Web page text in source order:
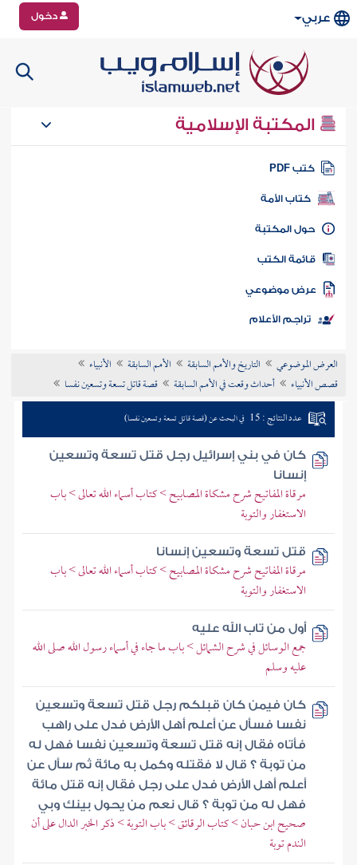
عربي دخول
المكتبة الإسلامية
كتب PDF
كتاب الأمة
المكتبة
الكتب
موضوعي
تراجم الأعلام
العرض الموضوعي التاريخ والأمم السابقة الأمم السابقة
الأنبياء
قصص الأنبياء
أحداث وقعت في الأمم السابقة قصة قاتل تسعة وتسعين نفسا
عدد النتائج : 15 في البحث عن (قصة قاتل تسعة وتسعين نفسا)
كان في بني إسرائيل رجل قتل تسعة وتسعين
إنسانا
مرقاة المفاتيح شرح مشكاة المصابيح > كتاب أسماء الله تعالى > باب
الاستغفار والتوبة
قتل تسعة وتسعين إنسانا
مرقاة المفاتيح شرح مشكاة المصابيح > كتاب أسماء الله تعالى > باب
الاستغفار والتوبة
أول من تاب الله عليه
جمع الوسائل في شرح الشمائل > باب ما جاء في أسماء رسول الله صلى الله
عليه وسلم
كان فيمن كان قبلكم رجل قتل تسعة وتسعين
نفسا فسأل عن أعلم أهل الأرض فدل على راهب
فأتاه فقال إنه قتل تسعة وتسعين نفسا فهل له
من توبة ؟ قال لا فقتله وكمل به مائة ثم سأل عن
أعلم أهل الأرض فدل على رجل فقال إنه قتل مائة
فهل له من توبة ؟ قال نعم من يحول بينك وبي
صحيح ابن حبان > كتاب الرقائق > باب التوبة > ذكر الخبر الدال على أن
الندم توبة